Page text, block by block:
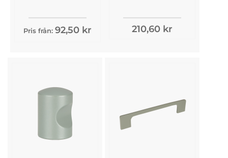
Pris från: 92,50 kr 210,60 kr